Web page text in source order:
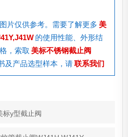
片仅供参考。需要了解更多 美
的使用性能、外形结
，索取 美标不锈钢截止阀
及产品选型样本，请联系我们
标y型截止阀